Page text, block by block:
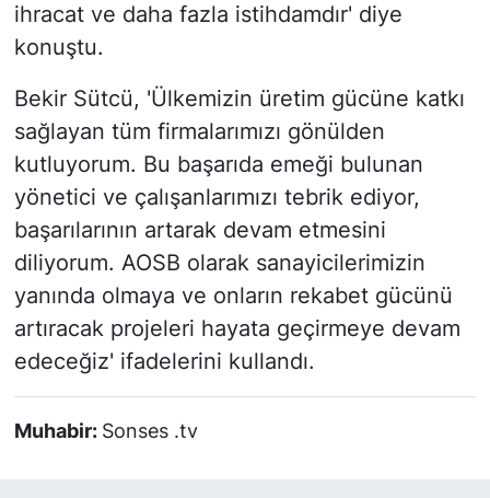
ihracat ve daha fazla istihdamdır' diye
konuştu.
Bekir Sütcü, 'Ülkemizin üretim gücüne katkı
sağlayan tüm firmalarımızı gönülden
kutluyorum. Bu başarıda emeği bulunan
yönetici ve çalışanlarımızı tebrik ediyor,
başarılarının artarak devam etmesini
diliyorum. AOSB olarak sanayicilerimizin
yanında olmaya ve onların rekabet gücünü
artıracak projeleri hayata geçirmeye devam
edeceğiz' ifadelerini kullandı.
Muhabir: Sonses .tv